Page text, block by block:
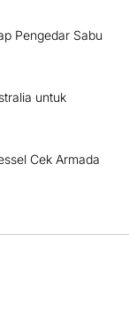
Pengedar Sabu
untuk
Cek Armada